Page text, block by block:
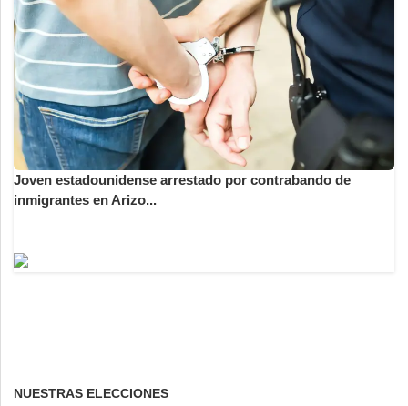
Joven estadounidense arrestado por contrabando de
inmigrantes en Arizo...
NUESTRAS ELECCIONES